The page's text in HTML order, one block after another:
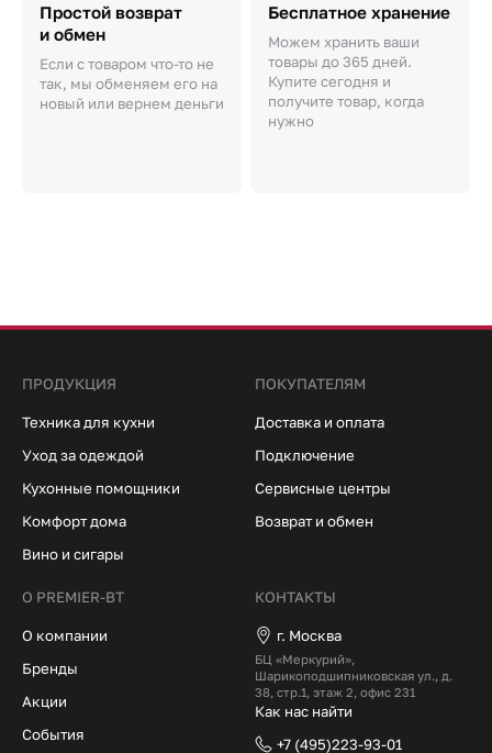
Простой возврат
и обмен
Если с товаром что-то не
так, мы обменяем его на
новый или вернем деньги
Бесплатное хранение
Можем хранить ваши
товары до 365 дней.
Купите сегодня и
получите товар, когда
нужно
ПРОДУКЦИЯ
Техника для кухни
Уход за одеждой
Кухонные помощники
Комфорт дома
Вино и сигары
ПОКУПАТЕЛЯМ
Доставка и оплата
Подключение
Сервисные центры
Возврат и обмен
О PREMIER-BT
О компании
Бренды
Акции
События
КОНТАКТЫ
г. Москва
БЦ «Меркурий»,
Шарикоподшипниковская ул., д.
38, стр.1, этаж 2, офис 231
Как нас найти
+7 (495)223-93-01